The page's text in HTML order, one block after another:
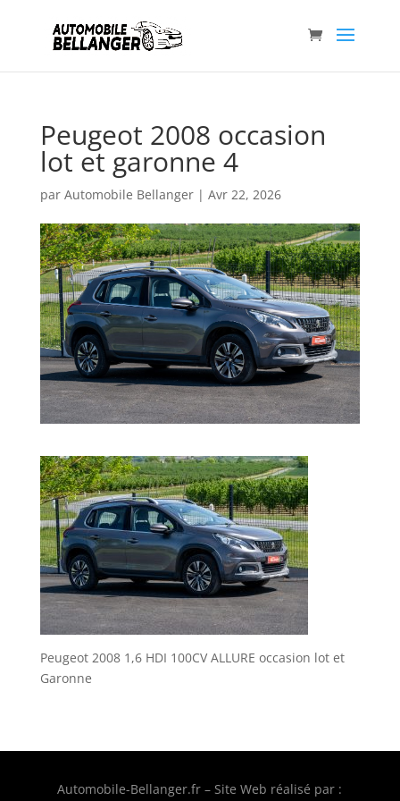
Peugeot 2008 occasion
lot et garonne 4
par Automobile Bellanger| Avr 22, 2026
Peugeot 2008 1,6 HDI 100CV ALLURE occasion lot et
Garonne
Automobile-Bellanger.fr – Site Web réalisé par :